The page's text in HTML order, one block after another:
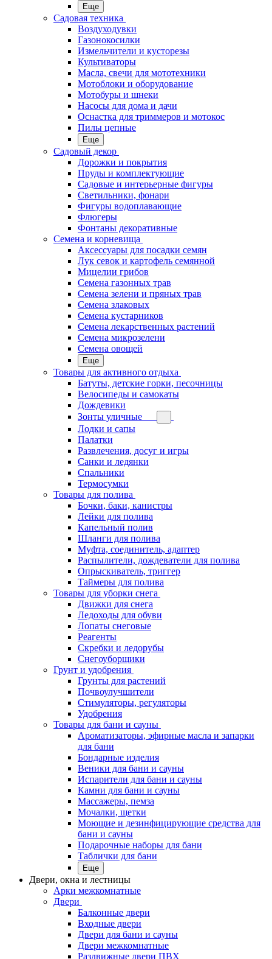
Еще
Садовая техника
Воздуходувки
Газонокосилки
Измельчители и кусторезы
Культиваторы
Масла, свечи для мототехники
Мотоблоки и оборудование
Мотобуры и шнеки
Насосы для дома и дачи
Оснастка для триммеров и мотокос
Пилы цепные
Еще
Садовый декор
Дорожки и покрытия
Пруды и комплектующие
Садовые и интерьерные фигуры
Светильники, фонари
Фигуры водоплавающие
Флюгеры
Фонтаны декоративные
Семена и корневища
Аксессуары для посадки семян
Лук севок и картофель семянной
Мицелии грибов
Семена газонных трав
Семена зелени и пряных трав
Семена злаковых
Семена кустарников
Семена лекарственных растений
Семена микрозелени
Семена овощей
Еще
Товары для активного отдыха
Батуты, детские горки, песочницы
Велосипеды и самокаты
Дождевики
Зонты уличные
Лодки и сапы
Палатки
Развлечения, досуг и игры
Санки и ледянки
Спальники
Термосумки
Товары для полива
Бочки, баки, канистры
Лейки для полива
Капельный полив
Шланги для полива
Муфта, соединитель, адаптер
Распылители, дождеватели для полива
Опрыскиватель, триггер
Таймеры для полива
Товары для уборки снега
Движки для снега
Ледоходы для обуви
Лопаты снеговые
Реагенты
Скребки и ледорубы
Снегоуборщики
Грунт и удобрения
Грунты для растений
Почвоулучшители
Стимуляторы, регуляторы
Удобрения
Товары для бани и сауны
Ароматизаторы, эфирные масла и запарки
для бани
Бондарные изделия
Веники для бани и сауны
Испарители для бани и сауны
Камни для бани и сауны
Массажеры, пемза
Мочалки, щетки
Моющие и дезинфицирующие средства для
бани и сауны
Подарочные наборы для бани
Таблички для бани
Еще
Двери, окна и лестницы
Арки межкомнатные
Двери
Балконные двери
Входные двери
Двери для бани и сауны
Двери межкомнатные
Раздвижные двери ПВХ